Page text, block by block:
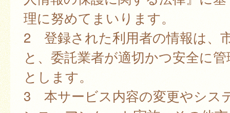
理に努めてまいります。
2 登録された利用者の情報は、
と、委託業者が適切かつ安全に
とします。
3 本サービス内容の変更やシス